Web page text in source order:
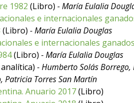
1982 (Libro) - María Eulalia
e internacionales
(Libro) - María Eulalia Douglas
e internacionales
(Libro) - María Eulalia Douglas
- Humberto Solás Borrego,
Patricia Torres San Martín
Anuario 2017(Libro)